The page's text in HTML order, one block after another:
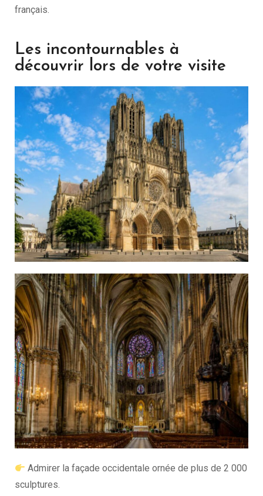
français.
Les incontournables à
découvrir lors de votre visite
Admirer la façade occidentale ornée de plus de 2 000
sculptures.